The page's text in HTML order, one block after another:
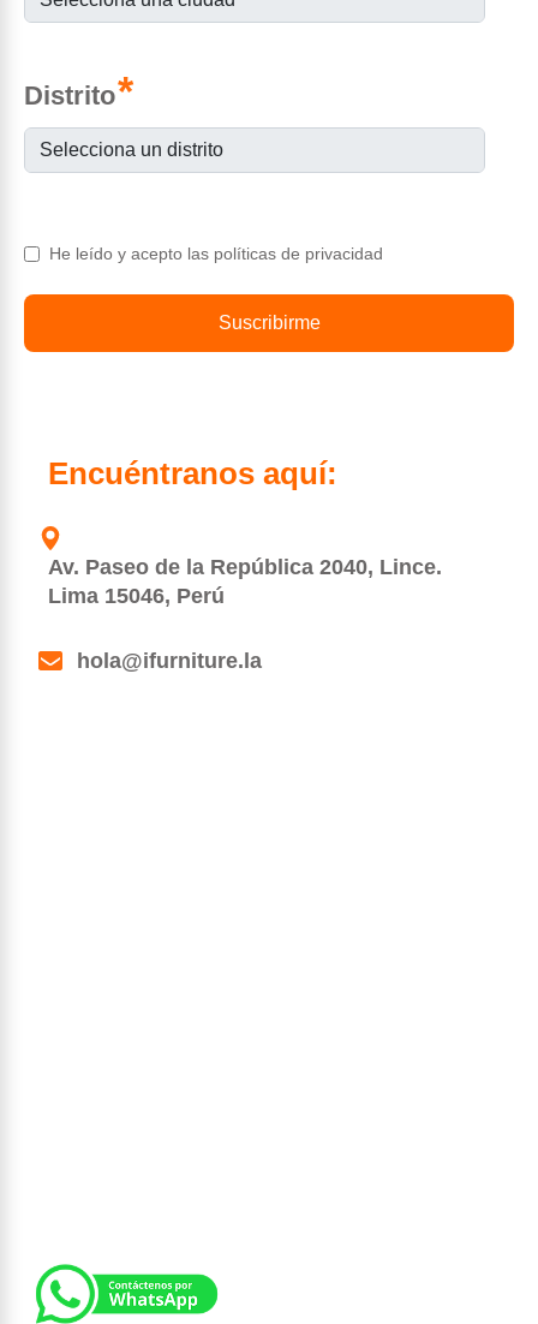
Encuéntranos aquí:
Av. Paseo de la República 2040, Lince.
Lima 15046, Perú
hola@ifurniture.la
Distrito*
He leído y acepto las políticas de privacidad
Suscribirme